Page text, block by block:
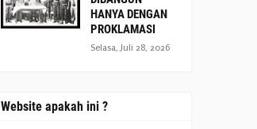
HANYA DENGAN
PROKLAMASI
Selasa, Juli 28, 2026
Website apakah ini ?